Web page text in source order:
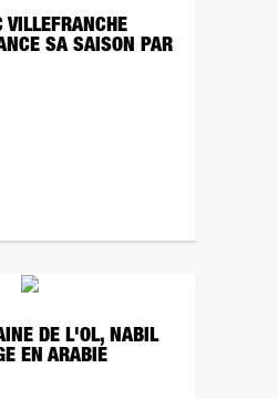
SA SAISON PAR
DE L'OL, NABIL
EN ARABIE